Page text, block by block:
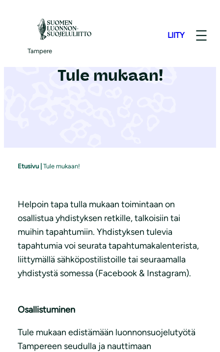
Tampere
LIITY
Tule mukaan!
Etusivu Tule mukaan!
Helpoin tapa tulla mukaan toimintaan on
osallistua yhdistyksen retkille, talkoisiin tai
muihin tapahtumiin. Yhdistyksen tulevia
tapahtumia voi seurata tapahtumakalenterista,
liittymällä sähköpostilistoille tai seuraamalla
yhdistystä somessa (Facebook & Instagram).
Osallistuminen
Tule mukaan edistämään luonnonsuojelutyötä
Tampereen seudulla ja nauttimaan